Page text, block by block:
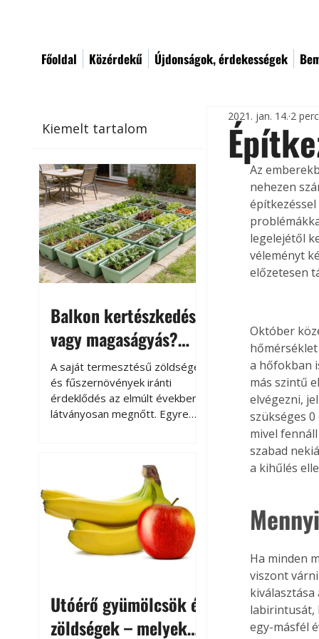
Főoldal Közérdekű Újdonságok, érdekességek
Kiemelt tartalom
Balkon kertészkedés
vagy magaságyás?
Helytakarékos
kertészkedés
A saját termesztésű zöldségek
és fűszernövények iránti
érdeklődés az elmúlt években
látványosan megnőtt. Egyre
kertészkedés sokak számára
kikapcsolódást és feltöltődést
is jelent.
Utóérő gyümölcsök és
zöldségek – melyek
2021. jan. 14. 2
Az
nehezen
legelejétől
véleményt
előzetesen
Október
a hőfokban
más szintű
elvégezni,
szükséges
mivel
szabad
a kihűlés
Ha minden
viszont
labirintusát,
egy-másfél